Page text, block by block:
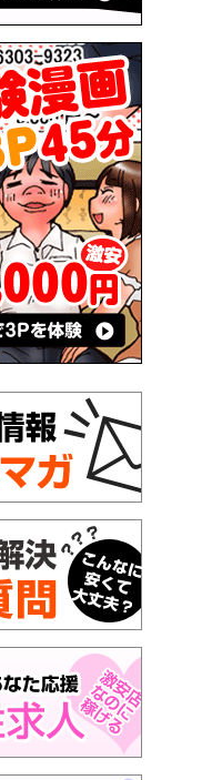
08/05 17:12
「🍑」
【じゅりな】
08/04 13:38
「8月5日は出勤です
♡」
【しずか】
08/04 03:20
「8月3日のお礼♡」
【しずか】